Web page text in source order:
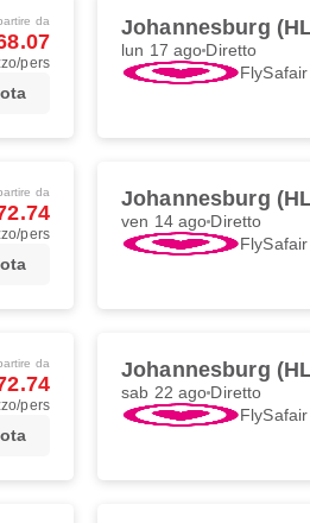
da
pers
Johannesburg
lun 17 ago Diretto
FlySafair
da
pers
Johannesburg
ven 14 ago Diretto
FlySafair
da
pers
Johannesburg
sab 22 ago Diretto
FlySafair